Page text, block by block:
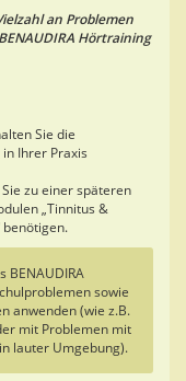
an Problemen
Hörtraining
Sie die
Ihrer Praxis
zu einer späteren
„Tinnitus &
benötigen.
BENAUDIRA
sowie
anwenden (wie z.B.
mit Problemen mit
lauter Umgebung).